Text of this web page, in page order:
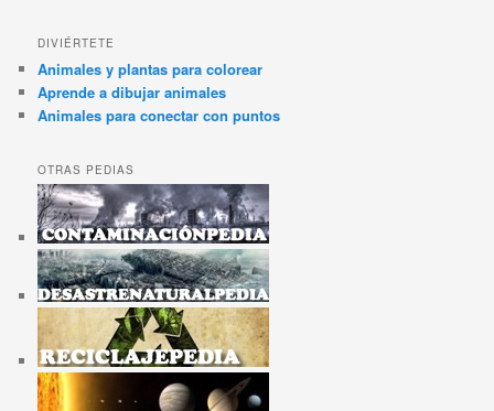
DIVIÉRTETE
Animales y plantas para colorear
Aprende a dibujar animales
Animales para conectar con puntos
OTRAS PEDIAS